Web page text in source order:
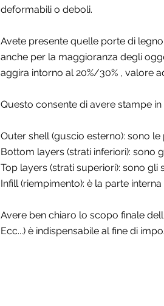
deformabili o deboli.
Avete presente quelle porte di
anche per la maggioranza degli
aggira intorno al 20%/30% , valore
Questo consente di avere stampe
Outer shell (guscio esterno): sono
Bottom layers (strati inferiori): sono
Top layers (strati superiori): sono
Infill (riempimento): è la parte
Avere ben chiaro lo scopo finale
Ecc...) è indispensabile al fine di